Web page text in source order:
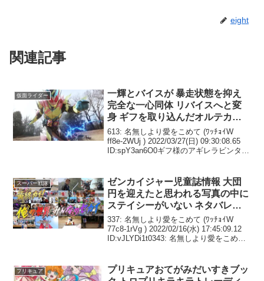
関連記事
仮面ライダー
一輝とバイスが 暴走状態を抑え
完全な一心同体 リバイスへと変
身 ギフを取り込んだオルテカを
倒すも ギフ本体は何処かへと飛
び去ってしまう 仮面ライダーリ
バイス 第28話 感想まとめ
ff8e-2WUj ) 2022/03/27(日) 09:30:08.65
ID:spY3an6O0ギフ様のアギレラビンタは
微妙な構図のせいでかわいそうというよ
スーパー戦隊
ゼンカイジャー児童誌情報 大団
円を迎えたと思われる写真の中に
ステイシーがいない ネタバレ防
止か 不幸な別れの後か 謎の戦士
ゼンカイザーブラック 目的は不
明だがギアを集めているようだ
337: 名無しより愛をこめて (ﾜｯﾁｮｲW
77c8-1rVg ) 2022/02/16(水) 17:45:09.12
ID:vJLYDi1t0343: 名無しより愛をこめて
(ﾜｯﾁｮｲW a24b-Pagh ) 2022/02/16...
プリキュア
プリキュアおてがみだいすきブッ
ク トロプリキラキラトレーディ